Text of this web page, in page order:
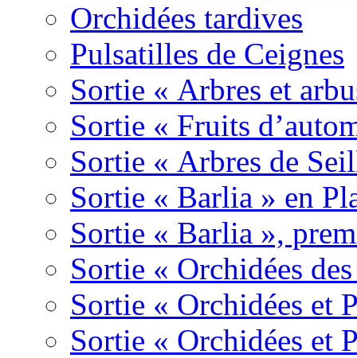
Orchidées tardives
Pulsatilles de Ceignes
Sortie « Arbres et
Sortie « Fruits
Sortie « Arbres de
Sortie « Barlia » en
Sortie « Barlia »,
Sortie « Orchidées
Sortie « Orchidées et
Sortie « Orchidées et